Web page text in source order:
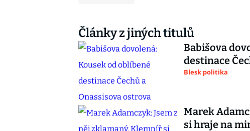
Články z jiných titulů
Babišova
destinace
Blesk politika
Marek
si hraje na